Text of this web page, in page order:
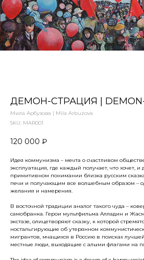
ДЕМОН-СТРАЦИЯ | DEMON-
Мила Арбузова | Mila Arbuzova
SKU: MAR001
120 000 ₽
Идея коммунизма – мечта о счастливом
эксплуатация, где каждый получает, что хочет, и
примитивном понимании близка русским
печи и получающим все волшебным образом –
желания и намерения.
В восточной традиции аналог такого чуда –
самобранка. Герои мультфильма Алладин и
экстазе, олицетворяют сказку, к которой
ностальгирующие об утерянном
мигрантов, мчащихся в Россию в поисках
местные люди, выходящие с алыми флагами на